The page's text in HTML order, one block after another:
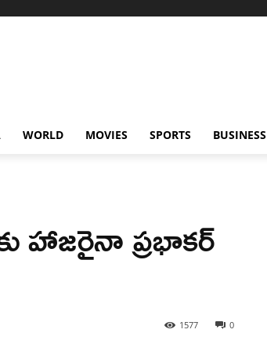
WORLD MOVIES SPORTS BUSINESS
హాజరైనా ప్రభాకర్
0
1577